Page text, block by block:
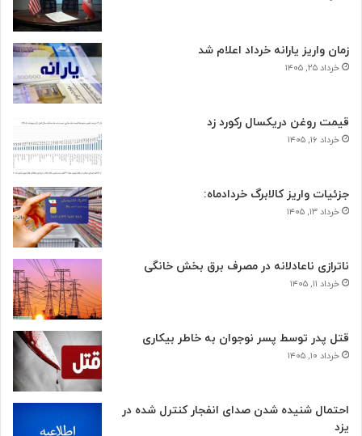
زمان واریز یارانه خرداد اعلام شد
خرداد ۲۵, ۱۴۰۵
قیمت روغن دریکسال رکورد زد
خرداد ۱۶, ۱۴۰۵
جزئیات واریز کالابرگ خردادماه:
خرداد ۱۳, ۱۴۰۵
ناترازی ناعادلانه در مصرف برق بخش خانگی
خرداد ۱۱, ۱۴۰۵
قتل پدر توسط پسر نوجوان به خاطر بیکاری
خرداد ۱۰, ۱۴۰۵
احتمال شنیده شدن صدای انفجار کنترل شده در
یزد